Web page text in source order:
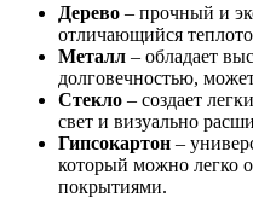
Дерево – прочный и
отличающийся
Металл – обладает
долговечностью,
Стекло – создает
свет и визуально
Гипсокартон –
который можно легко
покрытиями.